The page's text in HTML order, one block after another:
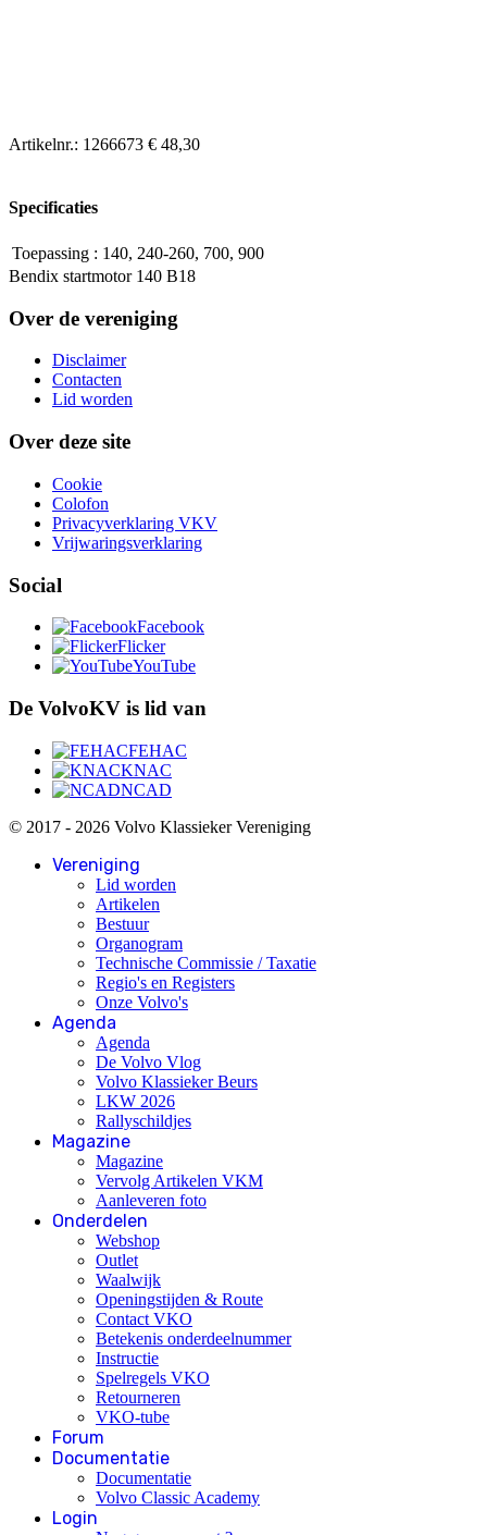
Artikelnr.: 1266673 € 48,30
Specificaties
Toepassing : 140, 240-260, 700, 900
Bendix startmotor 140 B18
Over de vereniging
Disclaimer
Contacten
Lid worden
Over deze site
Cookie
Colofon
Privacyverklaring VKV
Vrijwaringsverklaring
Social
Facebook
Flicker
YouTube
De VolvoKV is lid van
FEHAC
KNAC
NCAD
© 2017 - 2026 Volvo Klassieker Vereniging
Vereniging
Lid worden
Artikelen
Bestuur
Organogram
Technische Commissie / Taxatie
Regio's en Registers
Onze Volvo's
Agenda
Agenda
De Volvo Vlog
Volvo Klassieker Beurs
LKW 2026
Rallyschildjes
Magazine
Magazine
Vervolg Artikelen VKM
Aanleveren foto
Onderdelen
Webshop
Outlet
Waalwijk
Openingstijden & Route
Contact VKO
Betekenis onderdeelnummer
Instructie
Spelregels VKO
Retourneren
VKO-tube
Forum
Documentatie
Documentatie
Volvo Classic Academy
Login